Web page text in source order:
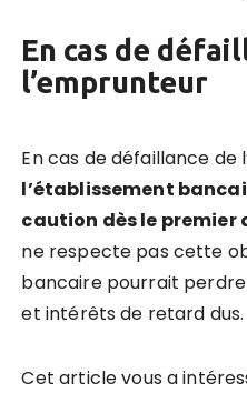
En cas de
l’emprunteur
En cas de défaillance de
l’établissement
caution dès le
ne respecte pas cette
bancaire pourrait
et intérêts de retard dus.
Cet article vous a